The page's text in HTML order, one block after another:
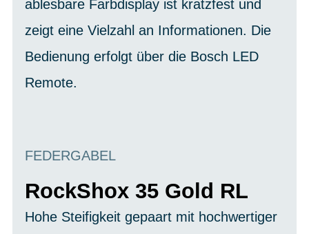
ablesbare Farbdisplay ist kratzfest und
zeigt eine Vielzahl an Informationen. Die
Bedienung erfolgt über die Bosch LED
Remote.
FEDERGABEL
RockShox 35 Gold RL
Hohe Steifigkeit gepaart mit hochwertiger